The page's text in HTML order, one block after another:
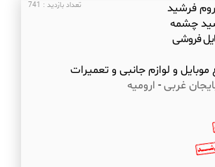
تعداد بازدید : 741
فرشید
چشمه
فروشی
و لوازم جانبی و تعمیرات
غربی- ارومیه